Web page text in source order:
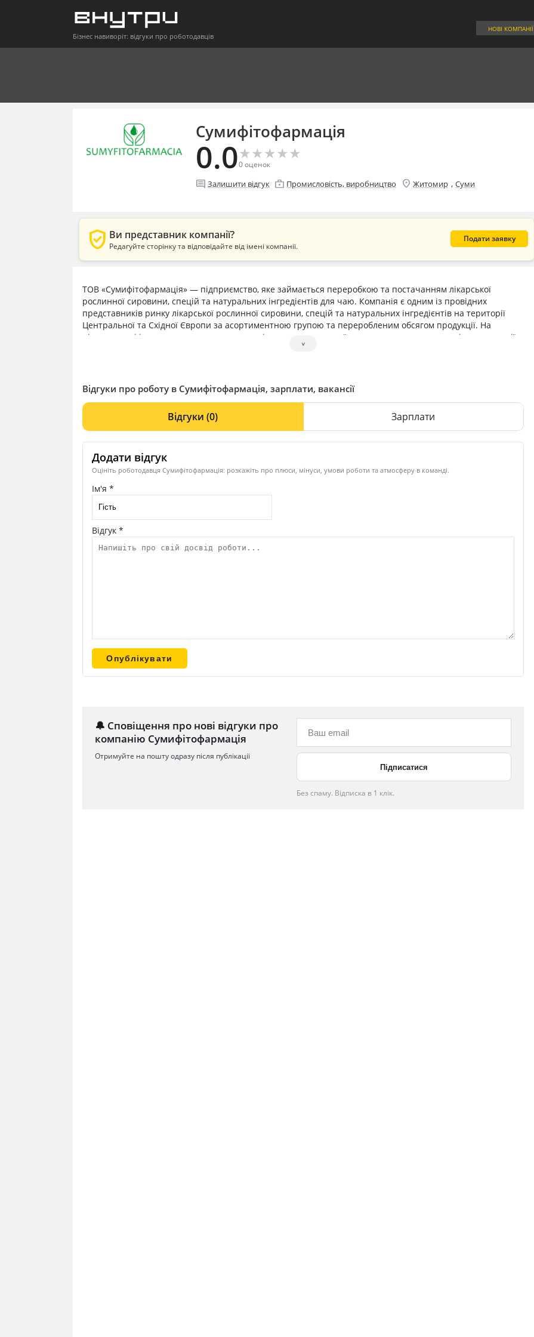
Бізнес навиворіт: відгуки про роботодавців
НОВІ КОМПАНІЇ
Сумифітофармація
0.0★
★★
★★
★★
★★
★
0оценок
comment Залишити відгук enterprise Промисловість, виробництво location_on Житомир , Суми
verified_user Ви представник компанії?
Редагуйте сторінку та відповідайте від імені компанії.
Подати заявку
ТОВ «Сумифітофармація» — підприємство, яке займається переробкою та постачанням лікарської
рослинної сировини, спецій та натуральних інгредієнтів для чаю. Компанія є одним із провідних
представників ринку лікарської рослинної сировини, спецій та натуральних інгредієнтів на території
Центральної та Східної Європи за асортиментною групою та переробленим обсягом продукції. На
підприємстві існує система контролю якості, використання якої дозволяє контролювати якість продукції
на відповідність стандартам (компанія у 2010 році пройшла сертифікацію за стандартами якості ISO 9001
Японії та Азії. Компанія працює більш ніж з 400 найменуваннями лікарської сировини та спецій, що
вирощується та збирається в екологічно чистих районах України: Прикарпатті, Закарпатті та Карпатах та
закуповується в країнах Азії, Африки, Європи та Південної Америки. Кваліфікований та дружній колектив
ТОВ «Сумифітофармація» завжди радий новим, прогресивно мислячим, ініціативним працівникам.
˅
Відгуки про роботу в Сумифітофармація, зарплати, вакансії
Відгуки(0) Зарплати
Додати відгук
Оцініть роботодавця Сумифітофармація: розкажіть про плюси, мінуси, умови роботи та атмосферу в команді.
Ім'я *
Відгук *
🔔 Сповіщення про нові відгуки про
компанію Сумифітофармація
Отримуйте на пошту одразу після публікації
Без спаму. Відписка в 1 клік.